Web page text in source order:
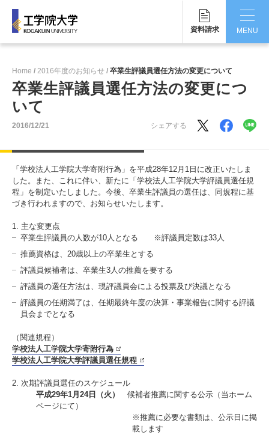
資料請求
MENU
工学院大学について
学部・大学院
研究・産学連携
キャンパス
入試情報
受験生の方 在学生・保証人の方 卒業生の方
一般・企業の方
Pick Up
Home 2016年度のお知らせ 卒業生評議員選任方法の変更について
卒業生評議員選任方法の変更につ
いて
2016/12/21 シェアする
「学校法人工学院大学寄附行為」を平成28年12月1日に改正いたしま
した。また、これに伴い、新たに「学校法人工学院大学評議員選任規
程」を制定いたしました。今後、卒業生評議員の選任は、同規程に基
づき行われますので、お知らせいたします。
1. 主な変更点
卒業生評議員の人数が10人となる ※評議員定数は33人
推薦資格は、20歳以上の卒業生とする
評議員候補者は、卒業生3人の推薦を要する
評議員の選任方法は、現評議員会による投票及び決議となる
評議員の任期満了は、任期最終年度の決算・事業報告に関する評議
員会までとなる
（関連規程）
学校法人工学院大学寄附行為
学校法人工学院大学評議員選任規程
2. 次期評議員選任のスケジュール
平成29年1月24日（火）
候補者推薦に関する公示（当ホーム
ページにて）
※推薦に必要な書類は、公示日に掲
載します